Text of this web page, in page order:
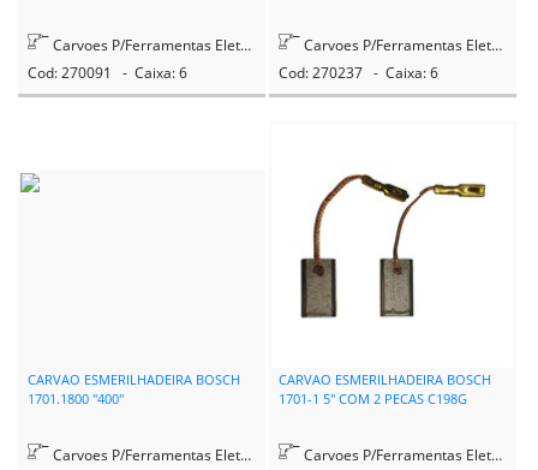
Carvoes P/Ferramentas Eletricas
Cod: 270091 - Caixa: 6
Carvoes P/Ferramentas Eletricas
Cod: 270237 - Caixa: 6
CARVAO ESMERILHADEIRA BOSCH
1701.1800 "400"
Carvoes P/Ferramentas Eletricas
CARVAO ESMERILHADEIRA BOSCH
1701-1 5" COM 2 PECAS C198G
Carvoes P/Ferramentas Eletricas